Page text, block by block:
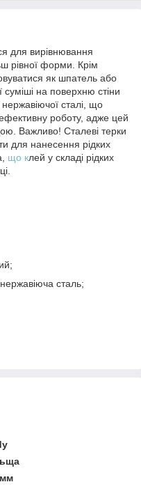
для вирівнювання
рівної форми. Крім
як шпатель або
на поверхню стіни
сталі, що
ефективну роботу, адже цей
Важливо! Сталеві терки
для нанесення рідких
що клей у складі рідких
сталь;